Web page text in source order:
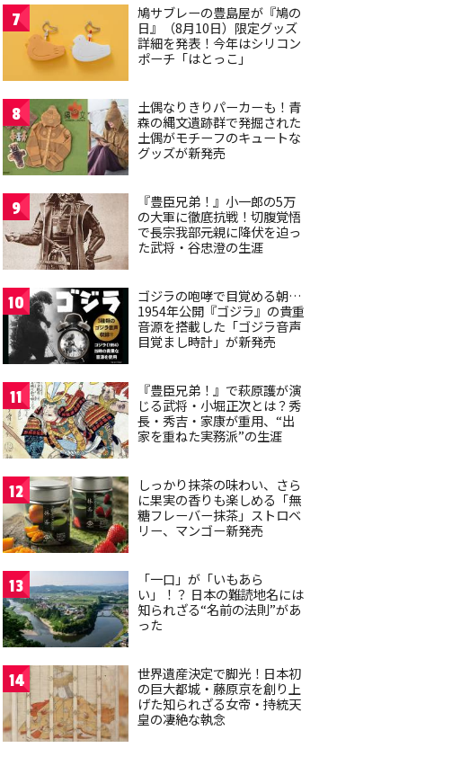
7
鳩サブレーの豊島屋が『鳩の
日』（8月10日）限定グッズ
詳細を発表！今年はシリコン
ポーチ「はとっこ」
8
土偶なりきりパーカーも！青
森の縄文遺跡群で発掘された
土偶がモチーフのキュートな
グッズが新発売
9
『豊臣兄弟！』小一郎の5万
の大軍に徹底抗戦！切腹覚悟
で長宗我部元親に降伏を迫っ
た武将・谷忠澄の生涯
10
ゴジラの咆哮で目覚める朝…
1954年公開『ゴジラ』の貴重
音源を搭載した「ゴジラ音声
目覚まし時計」が新発売
11
『豊臣兄弟！』で萩原護が演
じる武将・小堀正次とは？秀
長・秀吉・家康が重用、“出
家を重ねた実務派”の生涯
12
しっかり抹茶の味わい、さら
に果実の香りも楽しめる「無
糖フレーバー抹茶」ストロベ
リー、マンゴー新発売
13
「一口」が「いもあら
い」！？ 日本の難読地名には
知られざる“名前の法則”があ
った
14
世界遺産決定で脚光！日本初
の巨大都城・藤原京を創り上
げた知られざる女帝・持統天
皇の凄絶な執念